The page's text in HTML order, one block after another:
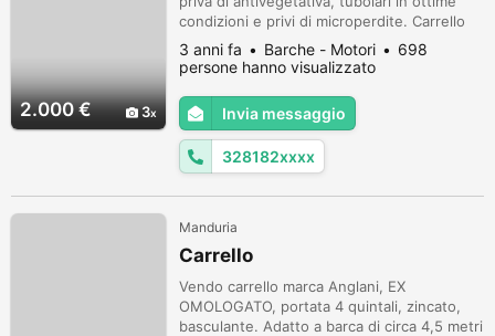
2.000 € 3
condizioni e privi di microperdite. Carrello
non omologato. Possibilità di vendita anche
separatamente. Per informazioni
contattatemi al numero 328.1820861.
3 anni fa Barche - Motori
698
persone hanno visualizzato
Invia messaggio
328182xxxx
Manduria
Carrello
Vendo carrello marca Anglani, EX
OMOLOGATO, portata 4 quintali, zincato,
basculante. Adatto a barca di circa 4,5 metri